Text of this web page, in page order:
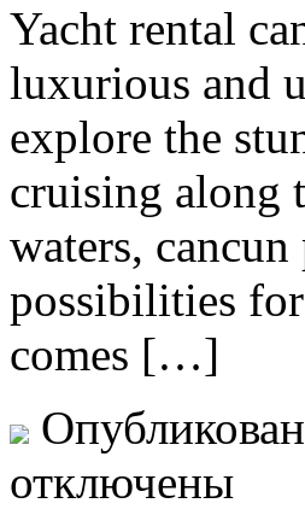
Yacht rental
luxurious and
explore the
cruising along
waters,
possibilities
comes […]
отключены